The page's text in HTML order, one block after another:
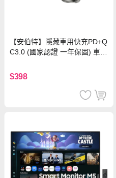
【安伯特】隱藏車用快充PD+Q
C3.0 (國家認證 一年保固) 車充
$398